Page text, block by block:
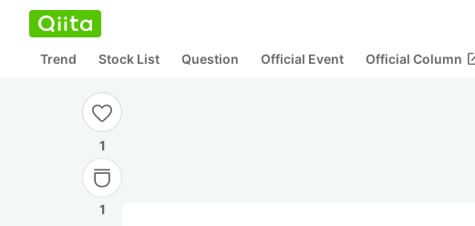
Trend Stock List Question Official Event Official Column
1
1